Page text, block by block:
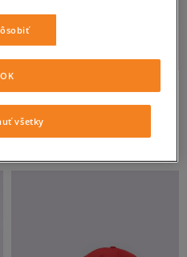
NEW ERA ČIAPKA LE 920 NYY NEW
YORK YANKEES WLTWHI
pánske
28 €
všetky
OK